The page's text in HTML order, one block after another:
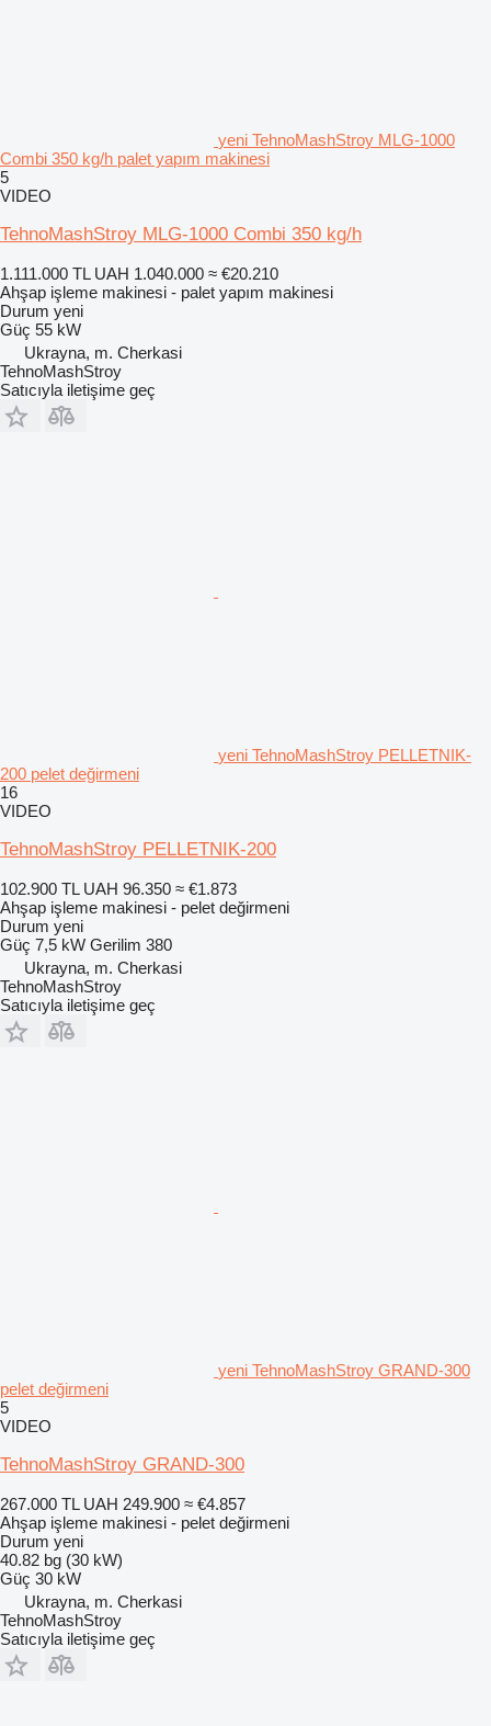
yeni TehnoMashStroy MLG-1000
Combi 350 kg/h palet yapım makinesi
5
VIDEO
TehnoMashStroy MLG-1000 Combi 350 kg/h
1.111.000 TL UAH 1.040.000 ≈ €20.210
Ahşap işleme makinesi - palet yapım makinesi
Durum yeni
Güç 55 kW
Ukrayna, m. Cherkasi
TehnoMashStroy
Satıcıyla iletişime geç
yeni TehnoMashStroy PELLETNIK-
200 pelet değirmeni
16
VIDEO
TehnoMashStroy PELLETNIK-200
102.900 TL UAH 96.350 ≈ €1.873
Ahşap işleme makinesi - pelet değirmeni
Durum yeni
Güç 7,5 kW Gerilim 380
Ukrayna, m. Cherkasi
TehnoMashStroy
Satıcıyla iletişime geç
yeni TehnoMashStroy GRAND-300
pelet değirmeni
5
VIDEO
TehnoMashStroy GRAND-300
267.000 TL UAH 249.900 ≈ €4.857
Ahşap işleme makinesi - pelet değirmeni
Durum yeni
40.82 bg (30 kW)
Güç 30 kW
Ukrayna, m. Cherkasi
TehnoMashStroy
Satıcıyla iletişime geç